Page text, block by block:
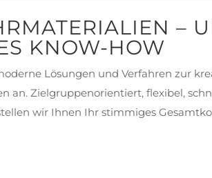
–
KNOW-HOW
Lösungen und Verfahren zur
an. Zielgruppenorientiert, flexibel,
wir Ihnen Ihr stimmiges